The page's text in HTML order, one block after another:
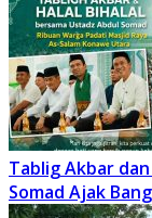
Tablig Akbar
Somad Ajak